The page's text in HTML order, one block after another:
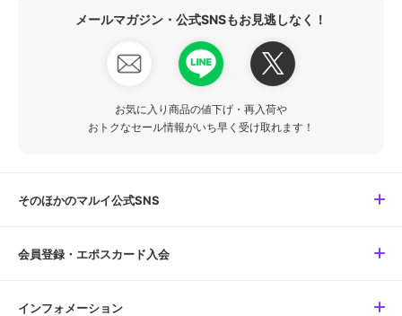
メールマガジン・公式SNSもお見逃しなく！
お気に入り商品の値下げ・再入荷や
おトクなセール情報がいち早く受け取れます！
そのほかのマルイ公式SNS
会員登録・エポスカード入会
インフォメーション